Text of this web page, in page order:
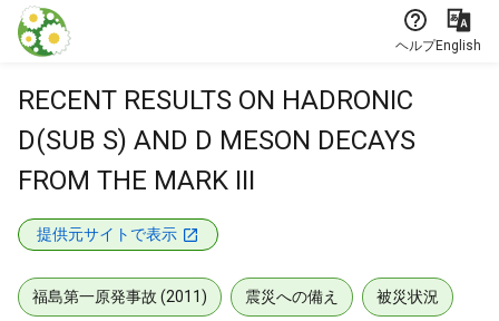
本文に飛ぶ
ヘルプEnglish
RECENT RESULTS ON HADRONIC
D(SUB S) AND D MESON DECAYS
FROM THE MARK III
提供元サイトで表示
福島第一原発事故 (2011) 震災への備え 被災状況